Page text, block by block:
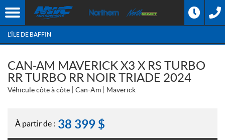
L'ÎLE DE BAFFIN
CAN-AM MAVERICK X3 X RS TURBO
RR TURBO RR NOIR TRIADE 2024
Véhicule côte à côte Can-Am Maverick
À partir de : 38 399 $